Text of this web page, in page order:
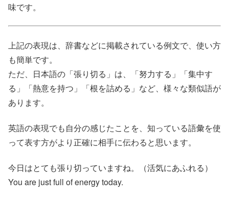
味です。
上記の表現は、辞書などに掲載されている例文で、使い方
も簡単です。
ただ、日本語の「張り切る」は、「努力する」「集中す
る」「熱意を持つ」「根を詰める」など、様々な類似語が
あります。
英語の表現でも自分の感じたことを、知っている語彙を使
って表す方がより正確に相手に伝わると思います。
今日はとても張り切っていますね。（活気にあふれる）
You are just full of energy today.